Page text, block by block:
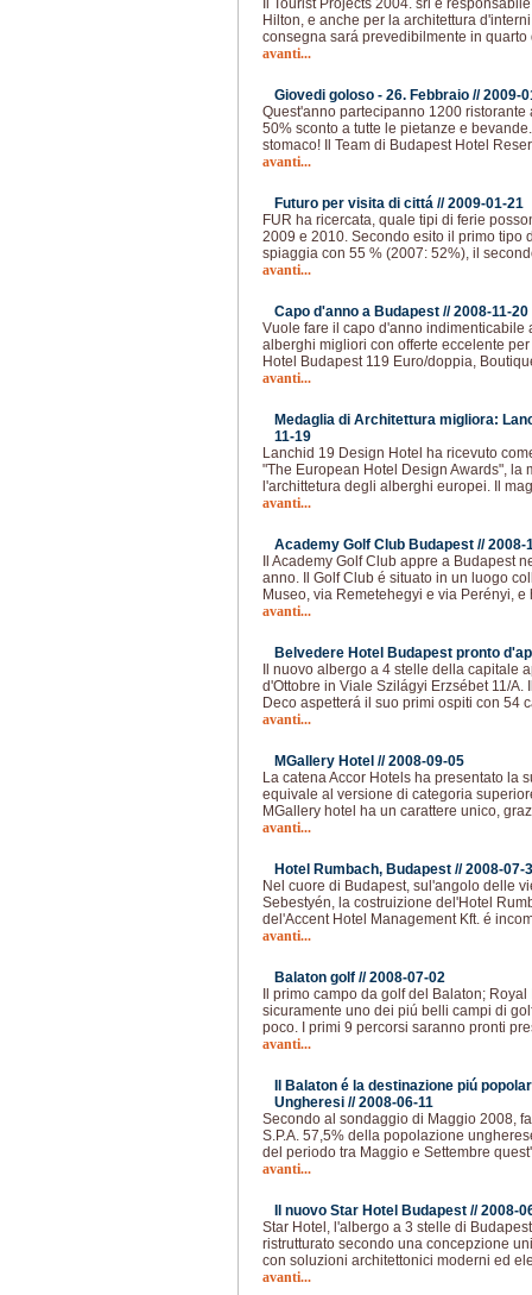
Il Tourist Projects 2004. srl é
Hilton, e anche per la architettura
consegna sará prevedibilmente in quarto
avanti...
Giovedi goloso - 26. Febbraio //2009-
Quest'anno partecipanno 1200 ristorante
50% sconto a tutte le pietanze e
stomaco! Il Team di Budapest Hotel
avanti...
Futuro per visita di cittá //2009-01-21
FUR ha ricercata, quale tipi di ferie
2009 e 2010. Secondo esito il primo tipo
spiaggia con 55 % (2007: 52%), il
avanti...
Capo d'anno a Budapest //2008-11-20
Vuole fare il capo d'anno indimenticabile
alberghi migliori con offerte eccelente
Hotel Budapest 119 Euro/doppia,
avanti...
Medaglia di Architettura migliora:
11-19
Lanchid 19 Design Hotel ha ricevuto
"The European Hotel Design Awards", la
l'archittetura degli alberghi europei. Il
avanti...
Academy Golf Club Budapest //2008-
Il Academy Golf Club appre a Budapest
anno. Il Golf Club é situato in un luogo
Museo, via Remetehegyi e via Perényi,
avanti...
Belvedere Hotel Budapest pronto
Il nuovo albergo a 4 stelle della capitale
d'Ottobre in Viale Szilágyi Erzsébet 11/A.
Deco aspetterá il suo primi ospiti con 54
avanti...
MGallery Hotel //2008-09-05
La catena Accor Hotels ha presentato la
equivale al versione di categoria
MGallery hotel ha un carattere unico,
avanti...
Hotel Rumbach, Budapest //2008-07-
Nel cuore di Budapest, sul'angolo delle
Sebestyén, la costruizione del'Hotel
del'Accent Hotel Management Kft. é
avanti...
Balaton golf //2008-07-02
Il primo campo da golf del Balaton;
sicuramente uno dei piú belli campi di
poco. I primi 9 percorsi saranno pronti
avanti...
Il Balaton é la destinazione piú
Ungheresi //2008-06-11
Secondo al sondaggio di Maggio 2008,
S.P.A. 57,5% della popolazione
del periodo tra Maggio e Settembre
avanti...
Il nuovo Star Hotel Budapest //2008-
Star Hotel, l'albergo a 3 stelle di
ristrutturato secondo una concepzione
con soluzioni architettonici moderni ed
avanti...